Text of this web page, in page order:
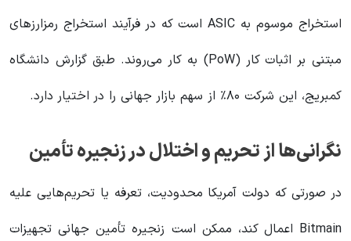
استخراج موسوم به ASIC است که در فرآیند استخراج رمزارزهای
مبتنی بر اثبات کار (PoW) به کار می‌روند. طبق گزارش دانشگاه
کمبریج، این شرکت ۸۰٪ از سهم بازار جهانی را در اختیار دارد.
نگرانی‌ها از تحریم و اختلال در زنجیره تأمین
در صورتی که دولت آمریکا محدودیت، تعرفه یا تحریم‌هایی علیه
Bitmain اعمال کند، ممکن است زنجیره تأمین جهانی تجهیزات